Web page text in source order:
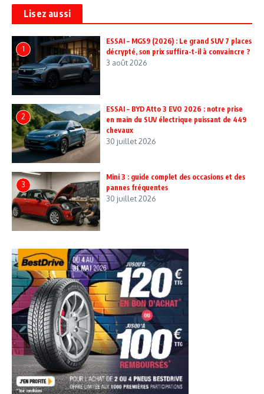
Lisez aussi
1
ESSAI – MGS9 (2026) : Le grand SUV 7 places
décrypté, son prix suffira-t-il à convaincre ?
3 août 2026
2
ESSAI – BYD Atto 3 EVO 2026 : notre prise
en main du SUV électrique puissant de 449
chevaux
30 juillet 2026
3
Mini 3 : guide complet des occasions et des
pannes fréquentes
30 juillet 2026